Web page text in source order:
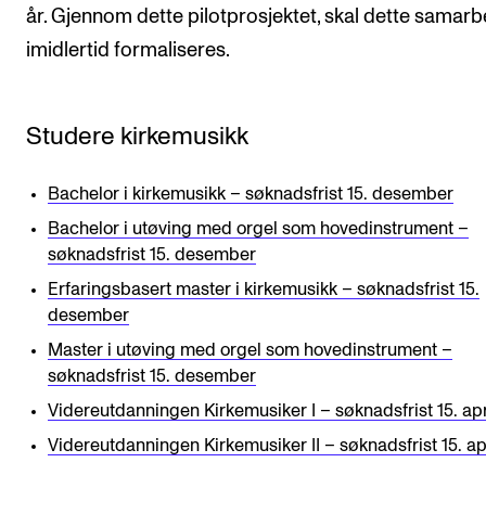
år. Gjennom dette pilotprosjektet, skal dette
imidlertid formaliseres.
Studere kirkemusikk
Bachelor i kirkemusikk – søknadsfrist 15. desember
Bachelor i utøving med orgel som hovedinstrument –
søknadsfrist 15. desember
Erfaringsbasert master i kirkemusikk – søknadsfrist 15.
desember
Master i utøving med orgel som hovedinstrument –
søknadsfrist 15. desember
Videreutdanningen Kirkemusiker I – søknadsfrist 15.
Videreutdanningen Kirkemusiker II – søknadsfrist 15.